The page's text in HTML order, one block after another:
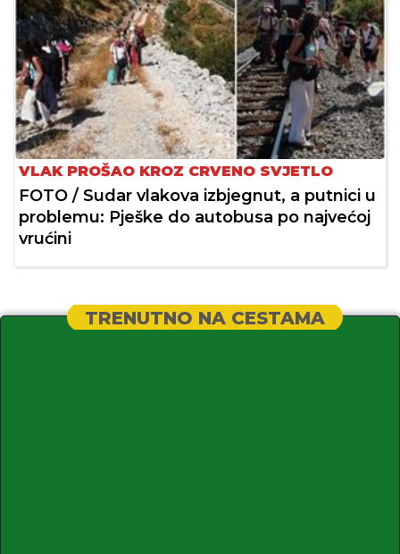
VLAK PROŠAO KROZ CRVENO SVJETLO
FOTO / Sudar vlakova izbjegnut, a putnici u
problemu: Pješke do autobusa po najvećoj
vrućini
TRENUTNO NA CESTAMA